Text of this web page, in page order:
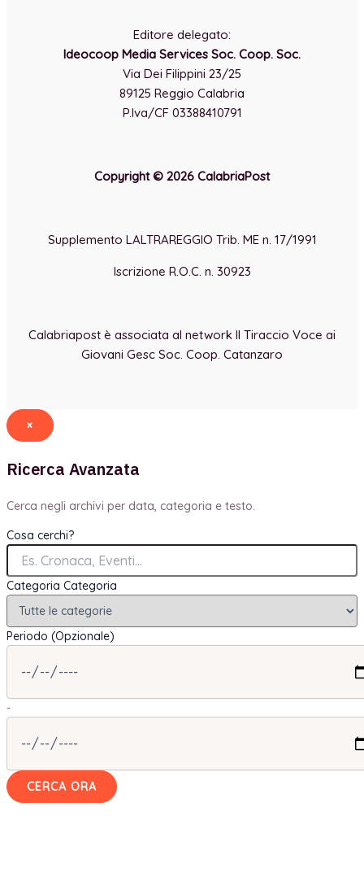
Editore delegato:
Ideocoop Media Services Soc. Coop. Soc.
Via Dei Filippini 23/25
89125 Reggio Calabria
P.Iva/CF 03388410791
Copyright © 2026 CalabriaPost
Supplemento LALTRAREGGIO Trib. ME n. 17/1991
Iscrizione R.O.C. n. 30923
Calabriapost è associata al network Il Tiraccio Voce ai
Giovani Gesc Soc. Coop. Catanzaro
×
Ricerca Avanzata
Cerca negli archivi per data, categoria e testo.
Cosa cerchi?
Categoria Categoria
Periodo (Opzionale)
-
CERCA ORA